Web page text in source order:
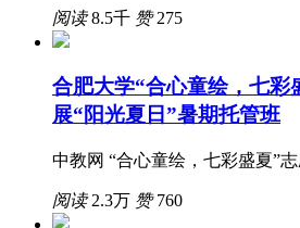
阅读8.5千 赞275
合肥大学“合心童绘，七彩
展“阳光夏日”暑期托管班
中教网 “合心童绘，七彩盛夏”
阅读2.3万 赞760